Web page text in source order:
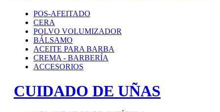
POS-AFEITADO
CERA
POLVO VOLUMIZADOR
BÁLSAMO
ACEITE PARA BARBA
CREMA - BARBERÍA
ACCESORIOS
CUIDADO DE UÑAS